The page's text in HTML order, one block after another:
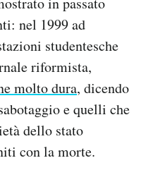
nel 1999 ad
studentesche
riformista,
molto dura, dicendo
e quelli che
dello stato
con la morte.